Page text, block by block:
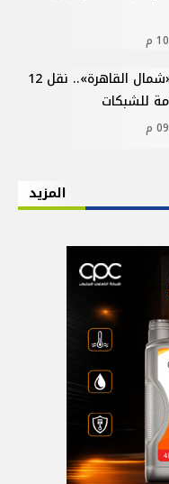
حركة تنقلات جديدة بـ«شمال القاهرة».. نقل 12
للشبكات
المزيد